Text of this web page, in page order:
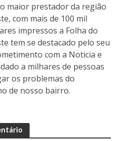
maior prestador da região
com mais de 100 mil
impressos a Folha do
tem se destacado pelo seu
com a Noticia e
a milhares de pessoas
os problemas do
de nosso bairro.